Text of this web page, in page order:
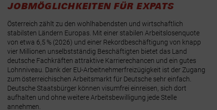
JOBMÖGLICHKEITEN FÜR EXPATS
Österreich zählt zu den wohlhabendsten und wirtschaftlich
stabilsten Ländern Europas. Mit einer stabilen Arbeitslosenquote
von etwa 6,5 % (2026) und einer Rekordbeschäftigung von knapp
vier Millionen unselbstständig Beschäftigten bietet das Land
deutsche Fachkräften attraktive Karrierechancen und ein gutes
Lohnniveau. Dank der EU-Arbeitnehmerfreizügigkeit ist der Zugang
zum österreichischen Arbeitsmarkt für Deutsche sehr einfach.
Deutsche Staatsbürger können visumfrei einreisen, sich dort
aufhalten und ohne weitere Arbeitsbewilligung jede Stelle
annehmen.